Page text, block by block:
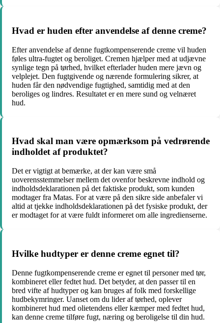
Hvad er huden efter anvendelse af denne creme?
Efter anvendelse af denne fugtkompenserende creme vil huden
føles ultra-fugtet og beroliget. Cremen hjælper med at udjævne
synlige tegn på tørhed, hvilket efterlader huden mere jævn og
velplejet. Den fugtgivende og nærende formulering sikrer, at
huden får den nødvendige fugtighed, samtidig med at den
beroliges og lindres. Resultatet er en mere sund og velnæret
hud.
Hvad skal man være opmærksom på vedrørende
indholdet af produktet?
Det er vigtigt at bemærke, at der kan være små
uoverensstemmelser mellem det ovenfor beskrevne indhold og
indholdsdeklarationen på det faktiske produkt, som kunden
modtager fra Matas. For at være på den sikre side anbefaler vi
altid at tjekke indholdsdeklarationen på det fysiske produkt, der
er modtaget for at være fuldt informeret om alle ingredienserne.
Hvilke hudtyper er denne creme egnet til?
Denne fugtkompenserende creme er egnet til personer med tør,
kombineret eller fedtet hud. Det betyder, at den passer til en
bred vifte af hudtyper og kan bruges af folk med forskellige
hudbekymringer. Uanset om du lider af tørhed, oplever
kombineret hud med olietendens eller kæmper med fedtet hud,
kan denne creme tilføre fugt, næring og beroligelse til din hud.